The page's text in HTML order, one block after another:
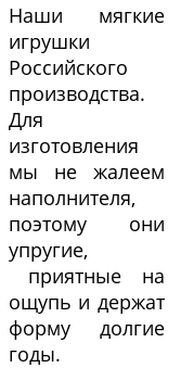
Наши мягкие
игрушки
Российского
производства.
Для
изготовления
мы не жалеем
наполнителя,
поэтому они
упругие,
приятные на
ощупь и держат
форму долгие
годы.